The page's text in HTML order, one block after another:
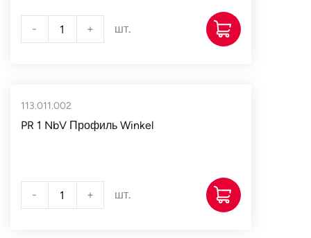
- + шт.
113.011.002
PR 1 NbV Профиль Winkel
- + шт.